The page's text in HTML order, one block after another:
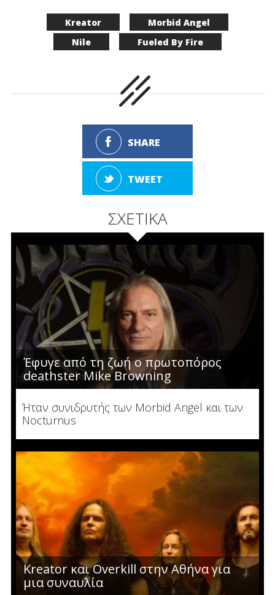
Kreator
Morbid Angel
Nile
Fueled By Fire
SHARE
TWEET
ΣΧΕΤΙΚΑ
Έφυγε από τη ζωή ο πρωτοπόρος
deathster Mike Browning
Ήταν συνιδρυτής των Morbid Angel και των
Nocturnus
Kreator και Overkill στην Αθήνα για
μια συναυλία